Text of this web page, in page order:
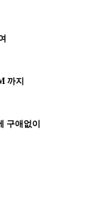
까지
구애없이